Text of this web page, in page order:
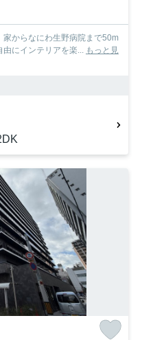
からなにわ生野病院まで50m
にインテリアを楽...
もっと見